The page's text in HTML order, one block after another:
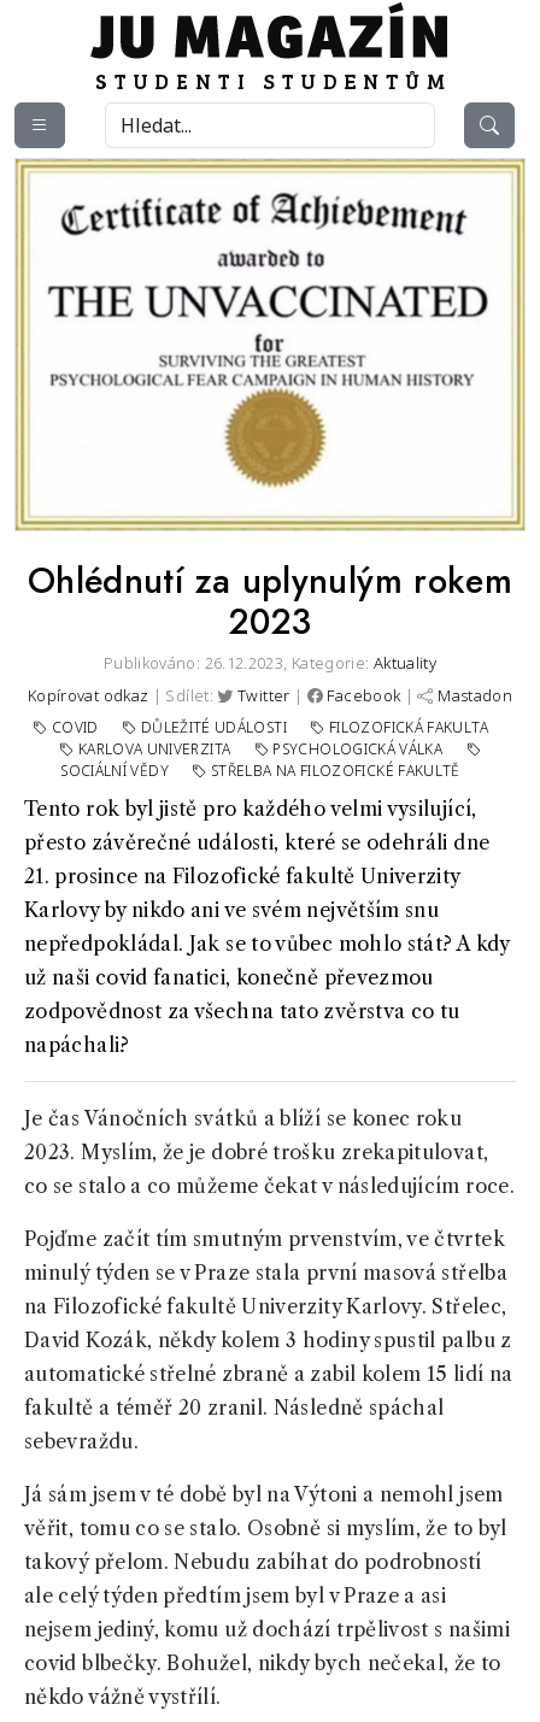
Ohlédnutí za uplynulým rokem
2023
Publikováno: 26.12.2023, Kategorie: Aktuality
Kopírovat odkaz | Sdílet: Twitter | Facebook | Mastadon
COVID DŮLEŽITÉ UDÁLOSTI
FILOZOFICKÁ FAKULTA
KARLOVA UNIVERZITA
PSYCHOLOGICKÁ VÁLKA
SOCIÁLNÍ VĚDY
STŘELBA NA FILOZOFICKÉ FAKULTĚ
Tento rok byl jistě pro každého velmi vysilující,
přesto závěrečné události, které se odehráli dne
21. prosince na Filozofické fakultě Univerzity
Karlovy by nikdo ani ve svém největším snu
nepředpokládal. Jak se to vůbec mohlo stát? A kdy
už naši covid fanatici, konečně převezmou
zodpovědnost za všechna tato zvěrstva co tu
napáchali?
Je čas Vánočních svátků a blíží se konec roku
2023. Myslím, že je dobré trošku zrekapitulovat,
co se stalo a co můžeme čekat v následujícím roce.
Pojďme začít tím smutným prvenstvím, ve čtvrtek
minulý týden se v Praze stala první masová střelba
na Filozofické fakultě Univerzity Karlovy. Střelec,
David Kozák, někdy kolem 3 hodiny spustil palbu z
automatické střelné zbraně a zabil kolem 15 lidí na
fakultě a téměř 20 zranil. Následně spáchal
sebevraždu.
Já sám jsem v té době byl na Výtoni a nemohl jsem
věřit, tomu co se stalo. Osobně si myslím, že to byl
takový přelom. Nebudu zabíhat do podrobností
ale celý týden předtím jsem byl v Praze a asi
nejsem jediný, komu už dochází trpělivost s našimi
covid blbečky. Bohužel, nikdy bych nečekal, že to
někdo vážně vystřílí.